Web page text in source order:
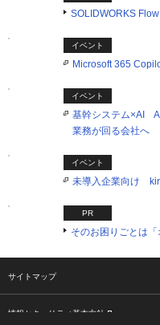
SOLIDWORKS
イベント
Microsoft 365
イベント
基幹システム×AI
業務が回る会社へ
イベント
未導入企業向け
PR
そのお困りごとは「
サイトマップ
情報セキュリティ基本方針